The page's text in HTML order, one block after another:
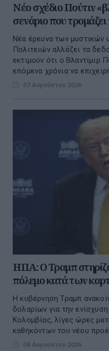
Νέο σχέδιο Πούτιν
σενάριο που
Νέα έρευνα των
Πολιτειών αλλάζει τα
εκτιμούν ότι ο Βλαντίμιρ
επόμενα χρόνια να
07 Αυγούστου 2026
ΗΠΑ: Ο Τραμπ
πόλεμο κατά των
Η κυβέρνηση Τραμπ
δολαρίων για την
Κολομβίας, λίγες ώρες
καθηκόντων του νέου
08 Αυγούστου 2026